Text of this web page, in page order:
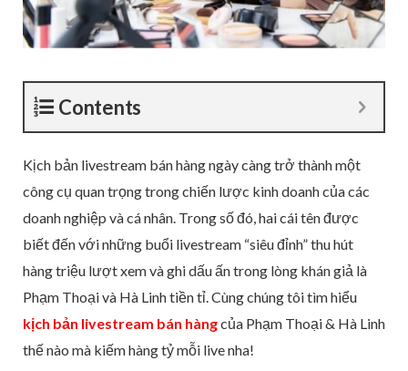
Contents
Kịch bản livestream bán hàng ngày càng trở thành một
công cụ quan trọng trong chiến lược kinh doanh của các
doanh nghiệp và cá nhân. Trong số đó, hai cái tên được
biết đến với những buổi livestream “siêu đỉnh” thu hút
hàng triệu lượt xem và ghi dấu ấn trong lòng khán giả là
Phạm Thoại và Hà Linh tiền tỉ. Cùng chúng tôi tìm hiểu
kịch bản livestream bán hàngcủa Phạm Thoại & Hà Linh
thế nào mà kiếm hàng tỷ mỗi live nha!